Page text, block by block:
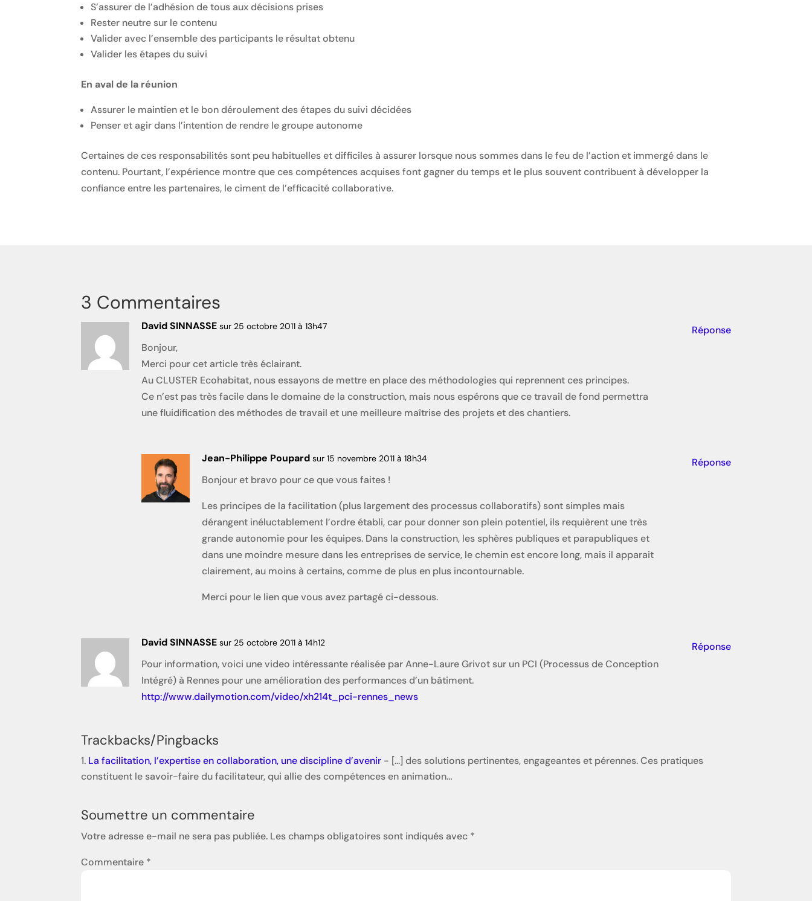
S’assurer de l’adhésion de tous aux décisions prises
Rester neutre sur le contenu
Valider avec l’ensemble des participants le résultat obtenu
Valider les étapes du suivi
En aval de la réunion
Assurer le maintien et le bon déroulement des étapes du suivi décidées
Penser et agir dans l’intention de rendre le groupe autonome
Certaines de ces responsabilités sont peu habituelles et difficiles à assurer lorsque nous sommes dans le feu de l’action et immergé dans le
contenu. Pourtant, l’expérience montre que ces compétences acquises font gagner du temps et le plus souvent contribuent à développer la
confiance entre les partenaires, le ciment de l’efficacité collaborative.
3 Commentaires
David SINNASSE sur 25 octobre 2011 à 13h47
Bonjour,
Merci pour cet article très éclairant.
Au CLUSTER Ecohabitat, nous essayons de mettre en place des méthodologies qui reprennent ces principes.
Ce n’est pas très facile dans le domaine de la construction, mais nous espérons que ce travail de fond permettra
une fluidification des méthodes de travail et une meilleure maîtrise des projets et des chantiers.
Réponse
Jean-Philippe Poupard sur 15 novembre 2011 à 18h34
Bonjour et bravo pour ce que vous faites !
Les principes de la facilitation (plus largement des processus collaboratifs) sont simples mais
dérangent inéluctablement l’ordre établi, car pour donner son plein potentiel, ils requièrent une très
grande autonomie pour les équipes. Dans la construction, les sphères publiques et parapubliques et
dans une moindre mesure dans les entreprises de service, le chemin est encore long, mais il apparait
clairement, au moins à certains, comme de plus en plus incontournable.
Merci pour le lien que vous avez partagé ci-dessous.
Réponse
David SINNASSE sur 25 octobre 2011 à 14h12
Pour information, voici une video intéressante réalisée par Anne-Laure Grivot sur un PCI (Processus de Conception
Intégré) à Rennes pour une amélioration des performances d’un bâtiment.
http://www.dailymotion.com/video/xh214t_pci-rennes_news
Réponse
Trackbacks/Pingbacks
La facilitation, l’expertise en collaboration, une discipline d’avenir - [...] des solutions pertinentes, engageantes et pérennes. Ces pratiques
constituent le savoir-faire du facilitateur, qui allie des compétences en animation…
Soumettre un commentaire
Votre adresse e-mail ne sera pas publiée. Les champs obligatoires sont indiqués avec *
Commentaire *